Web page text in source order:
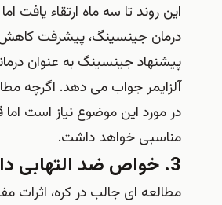
این روند تا سه ماه ارتقاء یافت
درمان جینسینگ، پیشرفت
پیشنهاد جینسینگ به عنوان
آلزایمر جواب می دهد. اگرچه
در مورد این موضوع نیاز است
مناسبی خواهد داشت.
3. خواص ضد التهابی دارد
مطالعه ای جالب در کره، اثرات